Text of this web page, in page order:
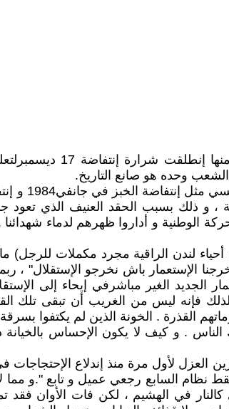
بهذه الكلمات تغنى محمد بحر
وحده هو صانع التاريخ.
، و ذلك بسبب الحقد العنيف الذي
الوطنية و أداروا ظهرهم لدماء
الإستعمار باش نخرجو الإستقلال" ،
الجديد الغير مباشرفي إيحاء إلى
. لذلك فإنه ليس من الغريب أن تبقى تلك
القذرة . الخونة الذين لم يكتفوا
. و كيف لا يكون الإحساس بالخيانة
نظام السابع رجعي عميل و تابع ".و
في الهشيم ، لكن فات الأوان فقد